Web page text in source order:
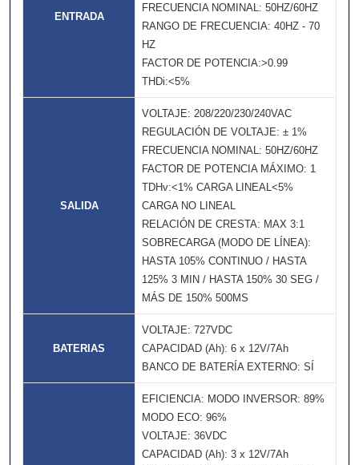
ENTRADA
FRECUENCIA NOMINAL: 50HZ/60HZ
RANGO DE FRECUENCIA: 40HZ - 70
HZ
FACTOR DE POTENCIA:>0.99
THDi:<5%
SALIDA
VOLTAJE: 208/220/230/240VAC
REGULACIÓN DE VOLTAJE: ± 1%
FRECUENCIA NOMINAL: 50HZ/60HZ
FACTOR DE POTENCIA MÁXIMO: 1
TDHv:<1% CARGA LINEAL<5%
CARGA NO LINEAL
RELACIÓN DE CRESTA: MAX 3:1
SOBRECARGA (MODO DE LÍNEA):
HASTA 105% CONTINUO / HASTA
125% 3 MIN / HASTA 150% 30 SEG /
MÁS DE 150% 500MS
BATERIAS
VOLTAJE: 727VDC
CAPACIDAD (Ah): 6 x 12V/7Ah
BANCO DE BATERÍA EXTERNO: SÍ
EFICIENCIA: MODO INVERSOR: 89%
MODO ECO: 96%
VOLTAJE: 36VDC
CAPACIDAD (Ah): 3 x 12V/7Ah